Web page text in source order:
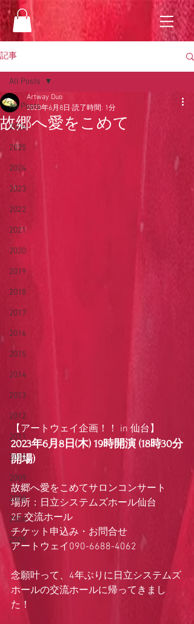
記事
All Posts
2026
2025
2024
2023
2022
2021
2020
2019
2018
2017
2016
2015
2014
2013
2012
2011
2010
2009
2008
2006
2005
All Posts
故郷へ愛をこめて
Artway Duo
2023年6月8日 読了時間: 1分
【アートウェイ企画！！ in 仙台】
2023年6月8日(木) 19時開演 (18時30分
開場)
故郷へ愛をこめてサロンコンサート
場所：日立システムズホール仙台
2F 交流ホール
チケット申込み・お問合せ
アートウェイ090-6688-4062
念願叶って、4年ぶりに日立システムズ
ホールの交流ホールに帰ってきまし
た！